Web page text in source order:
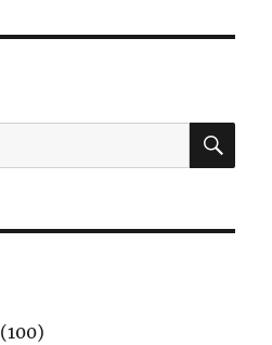
搜
(100)